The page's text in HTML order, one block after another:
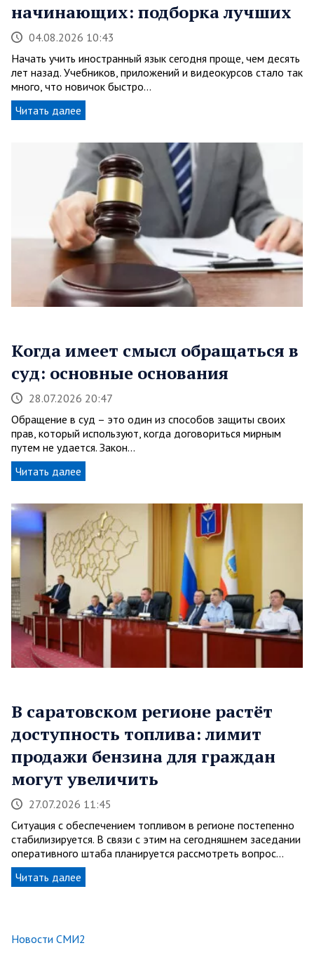
начинающих: подборка лучших
04.08.2026 10:43
Начать учить иностранный язык сегодня проще, чем десять
лет назад. Учебников, приложений и видеокурсов стало так
много, что новичок быстро…
Читать далее
Когда имеет смысл обращаться в
суд: основные основания
28.07.2026 20:47
Обращение в суд – это один из способов защиты своих
прав, который используют, когда договориться мирным
путем не удается. Закон…
Читать далее
В саратовском регионе растёт
доступность топлива: лимит
продажи бензина для граждан
могут увеличить
27.07.2026 11:45
Ситуация с обеспечением топливом в регионе постепенно
стабилизируется. В связи с этим на сегодняшнем заседании
оперативного штаба планируется рассмотреть вопрос…
Читать далее
Новости СМИ2